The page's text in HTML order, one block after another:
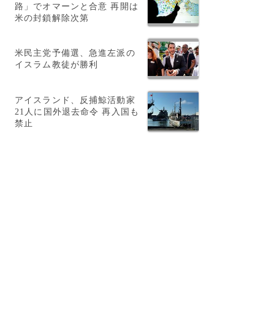
路」でオマーンと合意 再開は
米の封鎖解除次第
米民主党予備選、急進左派の
イスラム教徒が勝利
アイスランド、反捕鯨活動家
21人に国外退去命令 再入国も
禁止